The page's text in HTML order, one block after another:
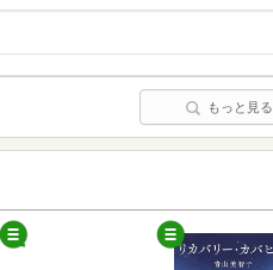
もっと見る